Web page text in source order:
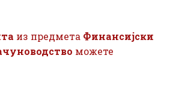
из предмета Финансијски
можете